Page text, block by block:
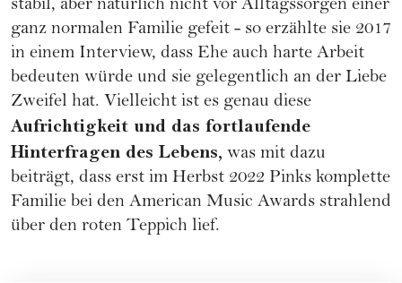
stabil, aber natürlich nicht vor Alltagssorgen einer
ganz normalen Familie gefeit - so erzählte sie 2017
in einem Interview, dass Ehe auch harte Arbeit
bedeuten würde und sie gelegentlich an der Liebe
Zweifel hat. Vielleicht ist es genau diese
Aufrichtigkeit und das fortlaufende
Hinterfragen des Lebens, was mit dazu
beiträgt, dass erst im Herbst 2022 Pinks komplette
Familie bei den American Music Awards strahlend
über den roten Teppich lief.